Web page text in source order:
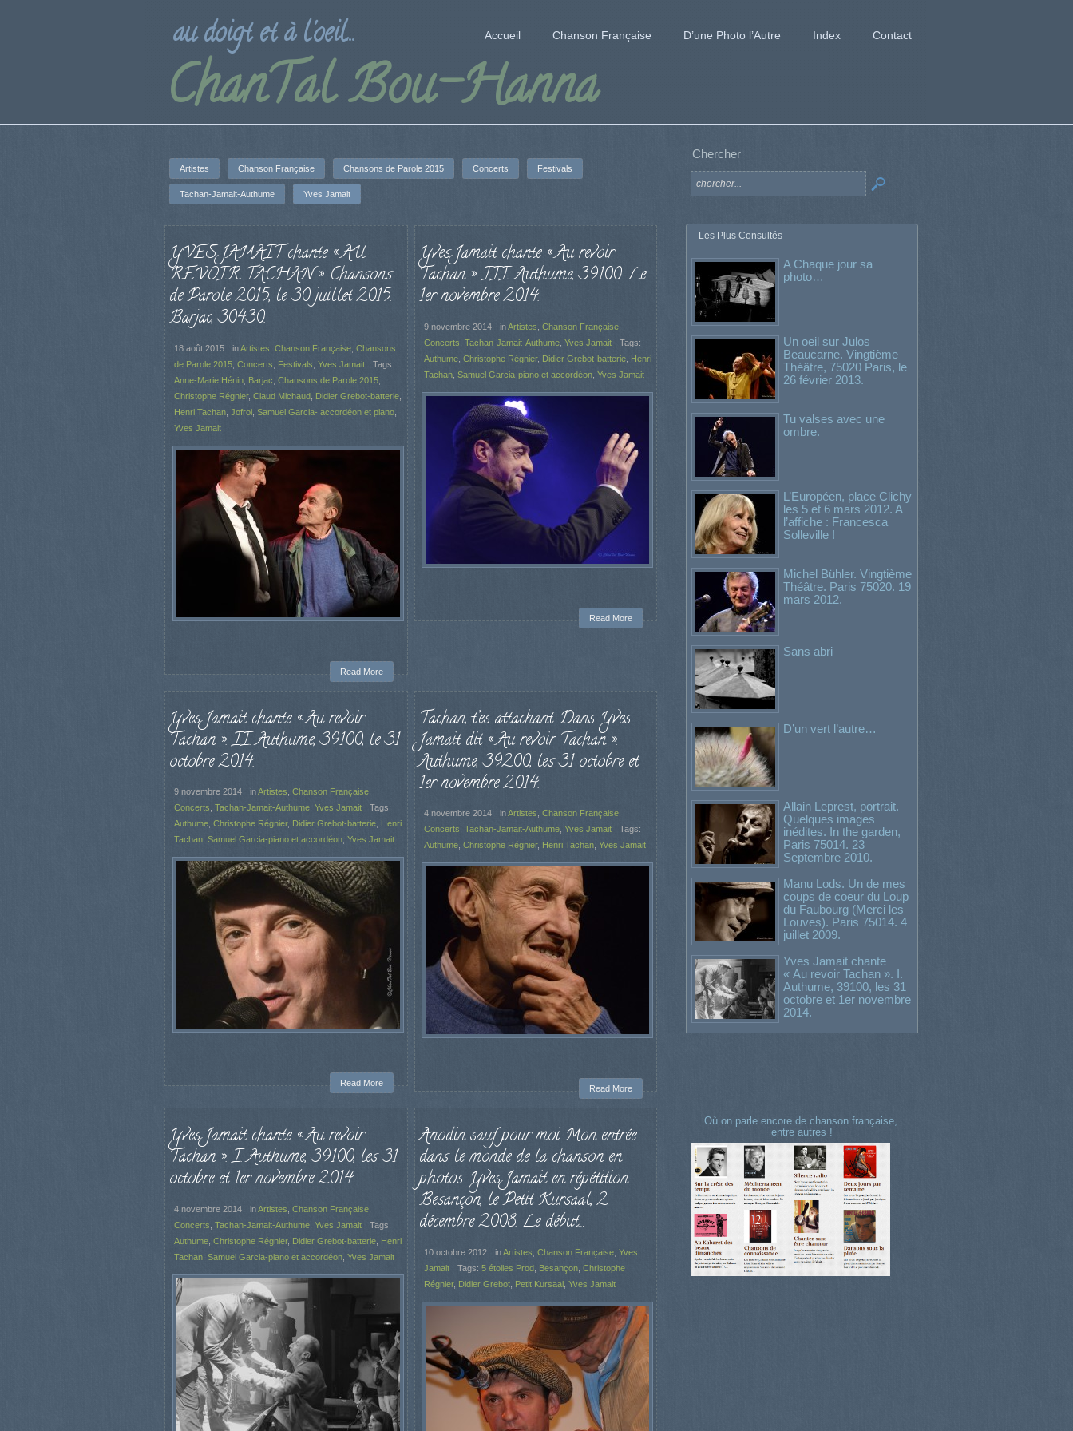
ChanTal Bou-Hanna
au doigt et à l'oeil... Accueil Chanson Française D’une Photo l’Autre Index Contact
Artistes Chanson Française Chansons de Parole 2015 Concerts Festivals
Tachan-Jamait-Authume Yves Jamait
YVES JAMAIT chante « AU
REVOIR TACHAN ». Chansons
de Parole 2015, le 30 juillet 2015.
Barjac, 30430.
18 août 2015 inArtistes Chanson Française Chansons
de Parole 2015 Concerts Festivals Yves Jamait
Tags:
Anne-Marie Hénin Barjac Chansons de Parole 2015
Christophe Régnier, Claud Michaud Didier Grebot-batterie
Henri Tachan Jofroi Samuel Garcia- accordéon et piano
Yves Jamait
Read More
Yves Jamait chante « Au revoir
Tachan ». III. Authume, 39100. Le
1er novembre 2014.
9 novembre 2014 inArtistes Chanson Française,
Concerts Tachan-Jamait-Authume, Yves Jamait
Tags:
Authume, Christophe Régnier, Didier Grebot-batterie, Henri
Tachan, Samuel Garcia-piano et accordéon, Yves Jamait
Read More
Yves Jamait chante « Au revoir
Tachan ». II. Authume, 39100, le 31
octobre 2014.
9 novembre 2014 inArtistes Chanson Française
Concerts Tachan-Jamait-Authume Yves Jamait
Tags:
Authume Christophe Régnier, Didier Grebot-batterie Henri
Tachan Samuel Garcia-piano et accordéon Yves Jamait
Read More
Tachan, t’es attachant. Dans Yves
Jamait dit « Au revoir Tachan ».
Authume, 39200, les 31 octobre et
1er novembre 2014.
4 novembre 2014 inArtistes Chanson Française,
Concerts Tachan-Jamait-Authume, Yves Jamait
Tags:
Authume, Christophe Régnier, Henri Tachan, Yves Jamait
Read More
Yves Jamait chante « Au revoir
Tachan ». I. Authume, 39100, les 31
octobre et 1er novembre 2014.
4 novembre 2014 inArtistes Chanson Française
Concerts Tachan-Jamait-Authume Yves Jamait
Tags:
Authume Christophe Régnier, Didier Grebot-batterie Henri
Tachan Samuel Garcia-piano et accordéon Yves Jamait
Anodin sauf pour moi…Mon entrée
dans le monde de la chanson en
photos. Yves Jamait en répétition.
Besançon, le Petit Kursaal, 2
décembre 2008. Le début…
10 octobre 2012 inArtistes Chanson Française, Yves
Jamait
Tags: 5 étoiles Prod, Besançon, Christophe
Régnier, Didier Grebot, Petit Kursaal, Yves Jamait
Chercher
Les Plus Consultés
A Chaque jour sa
photo…
Un oeil sur Julos
Beaucarne. Vingtième
Théâtre, 75020 Paris, le
26 février 2013.
Tu valses avec une
ombre.
L’Européen, place Clichy
les 5 et 6 mars 2012. A
l’affiche : Francesca
Solleville !
Michel Bühler. Vingtième
Théâtre. Paris 75020. 19
mars 2012.
Sans abri
D’un vert l’autre…
Allain Leprest, portrait.
Quelques images
inédites. In the garden,
Paris 75014. 23
Septembre 2010.
Manu Lods. Un de mes
coups de coeur du Loup
du Faubourg (Merci les
Louves). Paris 75014. 4
juillet 2009.
Yves Jamait chante
« Au revoir Tachan ». I.
Authume, 39100, les 31
octobre et 1er novembre
2014.
Où on parle encore de chanson française,
entre autres !